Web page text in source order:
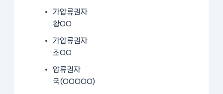
가압류권자
황OO
가압류권자
조OO
압류권자
국(OOOOO)